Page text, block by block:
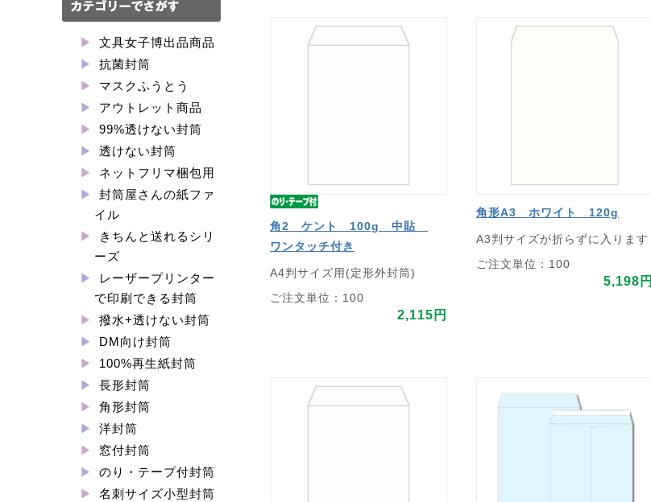
文具女子博出品商品
抗菌封筒
マスクふうとう
アウトレット商品
99%透けない封筒
透けない封筒
ネットフリマ梱包用
封筒屋さんの紙ファ
イル
きちんと送れるシリ
ーズ
レーザープリンター
で印刷できる封筒
撥水+透けない封筒
DM向け封筒
100%再生紙封筒
長形封筒
角形封筒
洋封筒
窓付封筒
のり・テープ付封筒
名刺サイズ小型封筒
角2 ケント 100g 中貼
ワンタッチ付き
A4判サイズ用(定形外封筒)
ご注文単位：100
2,115円
角形A3 ホワイト 120g
A3判サイズが折らずに入ります
ご注文単位：100
5,198円